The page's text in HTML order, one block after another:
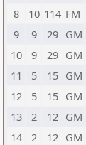
8
10 114 FM
9
9 29 GM
10
9 29 GM
11
5 15 GM
12
5 15 GM
13
2 12 GM
14
2 12 GM